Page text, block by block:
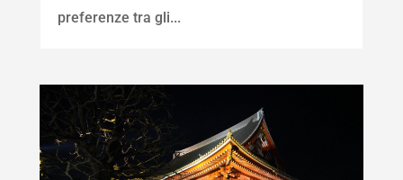
preferenze tra gli...